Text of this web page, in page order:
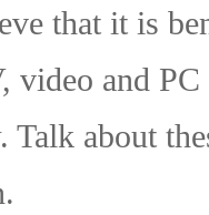
that it is
video and
Talk about